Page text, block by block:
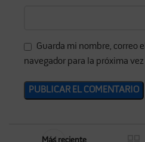
Guarda mi nombre, correo
navegador para la próxima